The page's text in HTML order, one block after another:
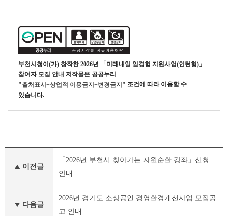
부천시청이(가) 창작한2026년 「미래내일 일경험 지원사업(인턴형)」
참여자 모집 안내 저작물은 공공누리
"출처표시+상업적 이용금지+변경금지" 조건에 따라 이용할 수
있습니다.
이전글
「2026년 부천시 찾아가는 자원순환 강좌」신청
안내
다음글
2026년 경기도 소상공인 경영환경개선사업 모집공
고 안내